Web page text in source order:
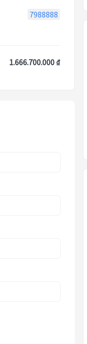
7988888
1.666.700.000 ₫